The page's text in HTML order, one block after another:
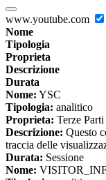
www.youtube.com
Nome
Tipologia
Proprieta
Descrizione
Durata
Nome: YSC
Tipologia: analitico
Proprieta: Terze Parti
Descrizione: Questo
traccia delle
Durata: Sessione
Nome: